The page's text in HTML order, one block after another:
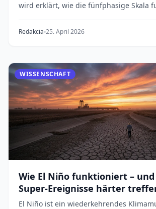
wird erklärt, wie die fünfphasige Skala
Redakcia 25. April 2026
WISSENSCHAFT
Wie El Niño funktioniert –
Super-Ereignisse härter
El Niño ist ein wiederkehrendes